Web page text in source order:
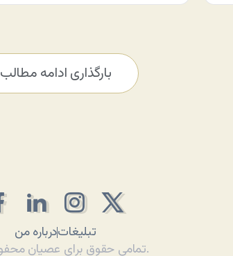
بارگذاری ادامه مطالب
درباره منتبلیغات
تمامی حقوق برای عصیان محفوظ است.